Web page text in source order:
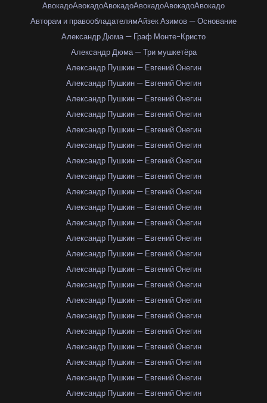
АвокадоАвокадоАвокадоАвокадоАвокадоАвокадо
Авторам и правообладателямАйзек Азимов — Основание
Александр Дюма — Граф Монте-Кристо
Александр Дюма — Три мушкетёра
Александр Пушкин — Евгений Онегин
Александр Пушкин — Евгений Онегин
Александр Пушкин — Евгений Онегин
Александр Пушкин — Евгений Онегин
Александр Пушкин — Евгений Онегин
Александр Пушкин — Евгений Онегин
Александр Пушкин — Евгений Онегин
Александр Пушкин — Евгений Онегин
Александр Пушкин — Евгений Онегин
Александр Пушкин — Евгений Онегин
Александр Пушкин — Евгений Онегин
Александр Пушкин — Евгений Онегин
Александр Пушкин — Евгений Онегин
Александр Пушкин — Евгений Онегин
Александр Пушкин — Евгений Онегин
Александр Пушкин — Евгений Онегин
Александр Пушкин — Евгений Онегин
Александр Пушкин — Евгений Онегин
Александр Пушкин — Евгений Онегин
Александр Пушкин — Евгений Онегин
Александр Пушкин — Евгений Онегин
Александр Пушкин — Евгений Онегин